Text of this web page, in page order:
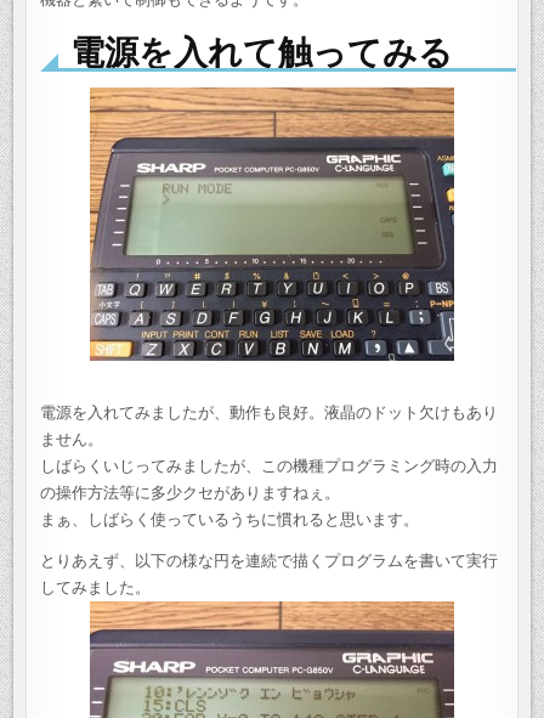
電源を入れて触ってみる
電源を入れてみましたが、動作も良好。液晶のドット欠けもあり
ません。
しばらくいじってみましたが、この機種プログラミング時の入力
の操作方法等に多少クセがありますねぇ。
まぁ、しばらく使っているうちに慣れると思います。
とりあえず、以下の様な円を連続で描くプログラムを書いて実行
してみました。